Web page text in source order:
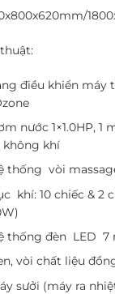
điều khiển
nước 1×1.0HP, 1
không khí
thống vòi
khí: 10 chiếc & 2
thống đèn LED 7
vòi chất liệu
sưởi (máy ra